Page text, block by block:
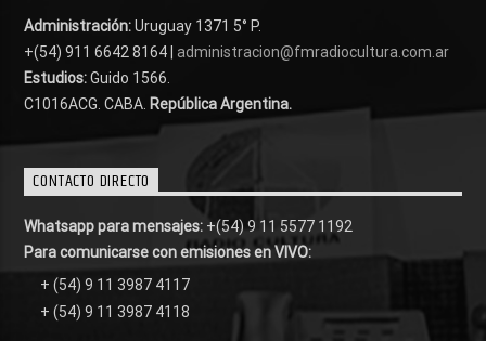
Administración:Uruguay 1371 5° P.
+(54) 911 6642 8164 | administracion@fmradiocultura.com.ar
Estudios:Guido 1566.
C1016ACG . CABA. República Argentina.
CONTACTO DIRECTO
Whatsapp para mensajes: +(54) 9 11 5577 1192
Para comunicarse con emisiones en VIVO:
+ (54) 9 11 3987 4117
+ (54) 9 11 3987 4118